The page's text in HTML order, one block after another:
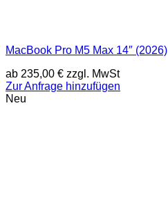
MacBook Pro M5 Max 14″ (2026)
ab 235,00 € zzgl. MwSt
Zur Anfrage hinzufügen
Neu